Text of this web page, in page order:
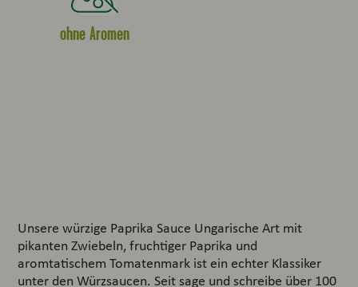
ohne Aromen
Unsere würzige Paprika Sauce Ungarische Art mit
pikanten Zwiebeln, fruchtiger Paprika und
aromtatischem Tomatenmark ist ein echter Klassiker
unter den Würzsaucen. Seit sage und schreibe über 100